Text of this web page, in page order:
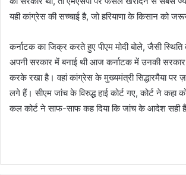
यही कांग्रेस की सच्चाई है, जो हरियाणा के किसान को
कर्नाटक का जिक्र करते हुए पीएम मोदी बोले, जैसी स्थिति
अपनी सरकार में बनाई थी आज कर्नाटक में उनकी सरकार
करके रखा है। वहां कांग्रेस के मुख्यमंत्री सिद्धारमैया पर
लगे हैं। सीएम जांच के विरुद्ध हाई कोर्ट गए, कोर्ट ने कहा
कल कोर्ट ने साफ-साफ कह दिया कि जांच के आदेश सही हैं,